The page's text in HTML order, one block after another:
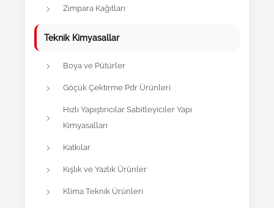
Zımpara Kağıtları
Teknik Kimyasallar
Boya ve Pütürler
Göçük Çektirme Pdr Ürünleri
Hızlı Yapıştırıcılar Sabitleyiciler Yapı
Kimyasalları
Katkılar
Kışlık ve Yazlık Ürünler
Klima Teknik Ürünleri